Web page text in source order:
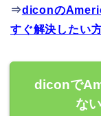
⇒diconの
すぐ解決したい
diconで
な